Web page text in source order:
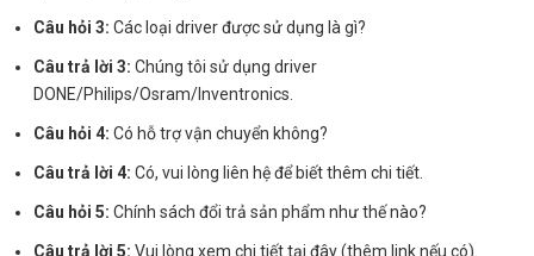
Câu hỏi 3: Các loại driver được sử dụng là gì?
Câu trả lời 3: Chúng tôi sử dụng driver
DONE/Philips/Osram/Inventronics.
Câu hỏi 4: Có hỗ trợ vận chuyển không?
Câu trả lời 4: Có, vui lòng liên hệ để biết thêm chi tiết.
Câu hỏi 5: Chính sách đổi trả sản phẩm như thế nào?
Câu trả lời 5: Vui lòng xem chi tiết tại đây (thêm link nếu có).